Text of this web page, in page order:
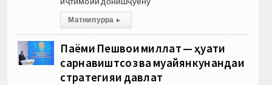
Матни пурра ▸
Паёми Пешвои миллат — ҳуҷҷати
сарнавиштсоз ва муайянкунандаи
стратегияи давлат